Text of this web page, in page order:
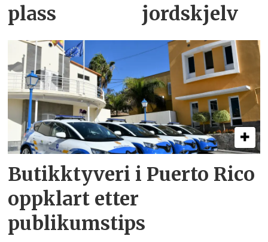
plass
jordskjelv
Butikktyveri i Puerto Rico
oppklart etter
publikumstips